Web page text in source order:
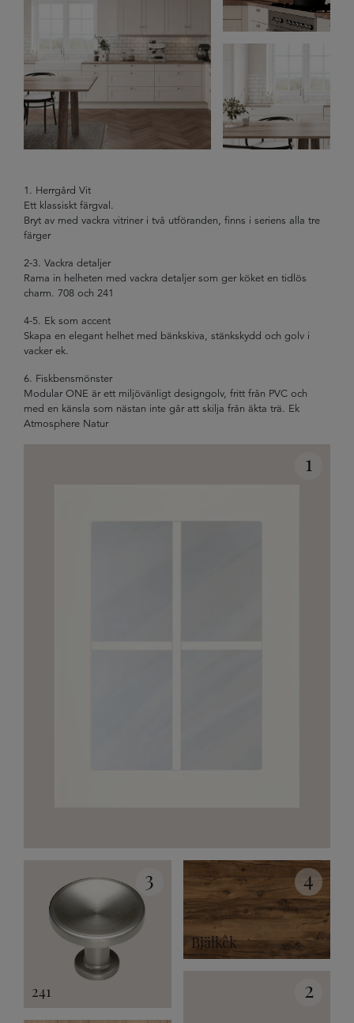
1. Herrgård Vit
Ett klassiskt färgval.
Bryt av med vackra vitriner i två utföranden, finns i seriens alla tre
färger
2-3. Vackra detaljer
Rama in helheten med vackra detaljer som ger köket en tidlös
charm. 708 och 241
4-5. Ek som accent
Skapa en elegant helhet med bänkskiva, stänkskydd och golv i
vacker ek.
6. Fiskbensmönster
Modular ONE är ett miljövänligt designgolv, fritt från PVC och
med en känsla som nästan inte går att skilja från äkta trä. Ek
Atmosphere Natur
1
2
3
241
4
Bjälkek